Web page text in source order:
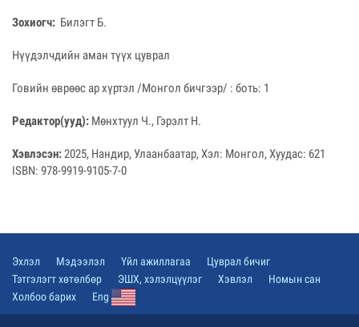
Зохиогч: Билэгт Б.
Нүүдэлчдийн аман түүх цуврал
Говийн өврөөс ар хүртэл /Монгол бичгээр/ : боть: 1
Редактор(ууд): Мөнхтуул Ч., Гэрэлт Н.
Хэвлэсэн:2025, Нандир, Улаанбаатар, Хэл: Монгол, Хуудас: 621
ISBN: 978-9919-9105-7-0
Эхлэл Мэдээлэл Үйл ажиллагаа
Цуврал бичиг
Тэтгэлэгт хөтөлбөр
ЭШХ, хэлэлцүүлэг Хэвлэл
Номын сан
Холбоо барих
Eng